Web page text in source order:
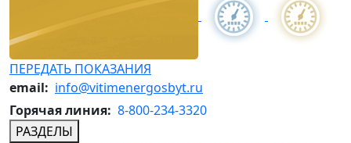
ПЕРЕДАТЬ ПОКАЗАНИЯ
email: info@vitimenergosbyt.ru
Горячая линия: 8-800-234-3320
РАЗДЕЛЫ